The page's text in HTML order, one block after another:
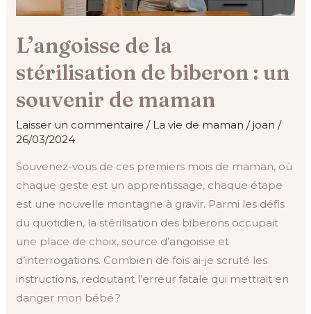
L’angoisse de la
stérilisation de biberon : un
souvenir de maman
Laisser un commentaire / La vie de maman /joan/
26/03/2024
Souvenez-vous de ces premiers mois de maman, où
chaque geste est un apprentissage, chaque étape
est une nouvelle montagne à gravir. Parmi les défis
du quotidien, la stérilisation des biberons occupait
une place de choix, source d’angoisse et
d’interrogations. Combien de fois ai-je scruté les
instructions, redoutant l’erreur fatale qui mettrait en
danger mon bébé ?
maman